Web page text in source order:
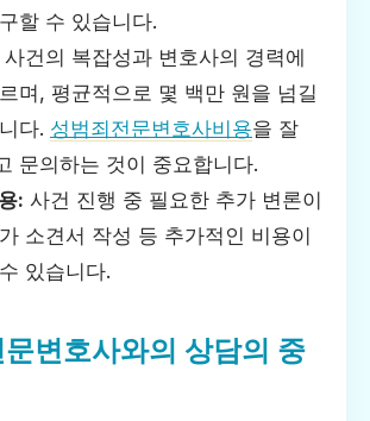
할 수 있습니다.
사건의 복잡성과 변호사의 경력에
며, 평균적으로 몇 백만 원을 넘길
다. 성범죄전문변호사비용을 잘
문의하는 것이 중요합니다.
: 사건 진행 중 필요한 추가 변론이
소견서 작성 등 추가적인 비용이
있습니다.
변호사와의 상담의 중